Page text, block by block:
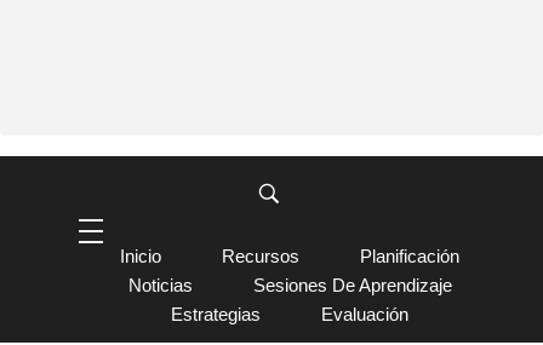
Inicio Recursos
Planificación
Noticias
Sesiones De Aprendizaje
Estrategias
Evaluación